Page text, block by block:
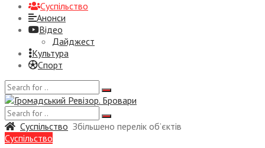
Суспiльство
Анонси
Відео
Дайджест
Культура
Спорт
Суспiльство Збільшено перелік об’єктів
Суспiльство